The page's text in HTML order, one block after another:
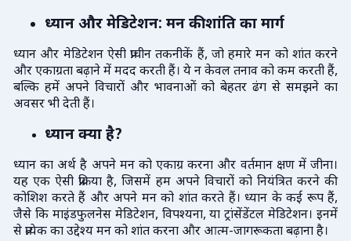
ध्यान और मेडिटेशन: मन की शांति का मार्ग
ध्यान और मेडिटेशन ऐसी प्राचीन तकनीकें हैं, जो हमारे मन को शांत करने
और एकाग्रता बढ़ाने में मदद करती हैं। ये न केवल तनाव को कम करती हैं,
बल्कि हमें अपने विचारों और भावनाओं को बेहतर ढंग से समझने का
अवसर भी देती हैं।
ध्यान क्या है?
ध्यान का अर्थ है अपने मन को एकाग्र करना और वर्तमान क्षण में जीना।
यह एक ऐसी प्रक्रिया है, जिसमें हम अपने विचारों को नियंत्रित करने की
कोशिश करते हैं और अपने मन को शांत करते हैं। ध्यान के कई रूप हैं,
जैसे कि माइंडफुलनेस मेडिटेशन, विपश्यना, या ट्रांसेंडेंटल मेडिटेशन। इनमें
से प्रत्येक का उद्देश्य मन को शांत करना और आत्म-जागरूकता बढ़ाना है।